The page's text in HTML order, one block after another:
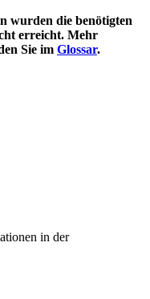
wurden die benötigten
erreicht. Mehr
Sie im Glossar.
in der